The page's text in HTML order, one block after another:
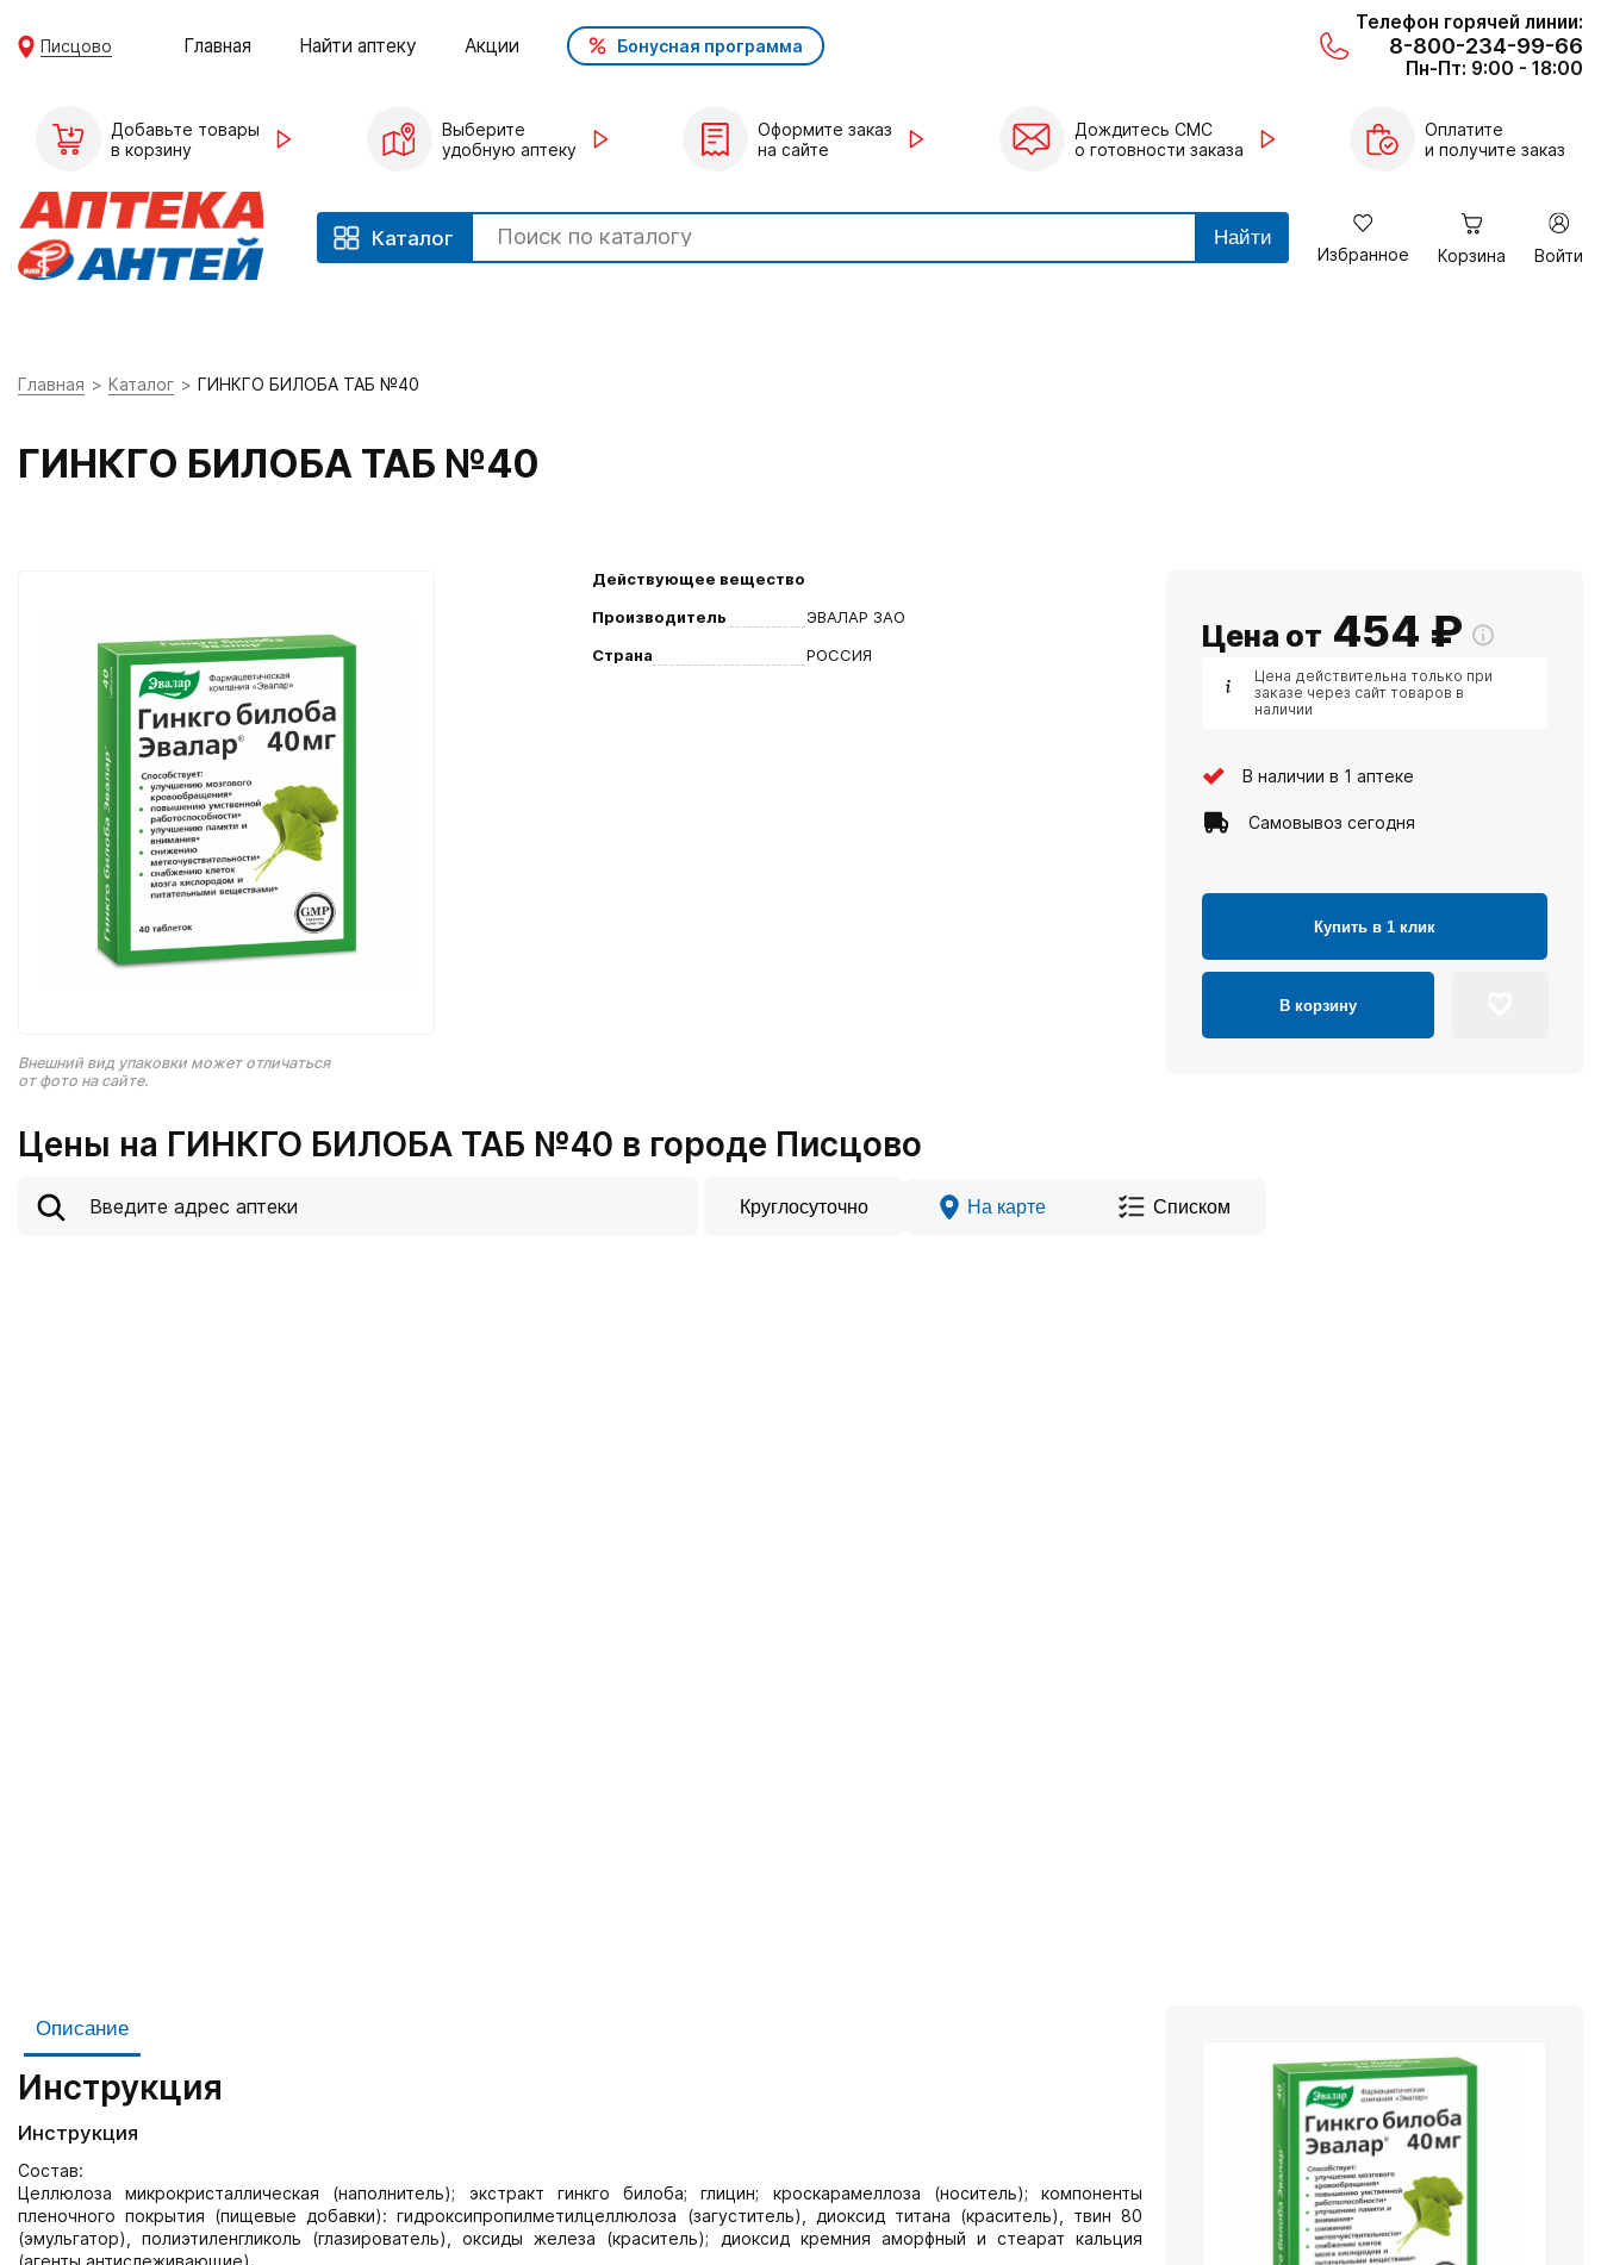
Писцово Главная Найти аптеку Акции Бонусная программа
Телефон горячей линии:
8-800-234-99-66
Пн-Пт: 9:00 - 18:00
Добавьте товары
в корзину
Выберите
удобную аптеку
Оформите заказ
на сайте
Дождитесь СМС
о готовности заказа
Оплатите
и получите заказ
Каталог Найти
Избранное Корзина Войти
Главная Каталог ГИНКГО БИЛОБА ТАБ №40
ГИНКГО БИЛОБА ТАБ №40
Внешний вид упаковки может отличаться
от фото на сайте.
Действующее вещество
Производитель
ЭВАЛАР ЗАО
Страна
РОССИЯ
Цена от 454 ₽
Цена действительна только при
заказе через сайт товаров в
наличии
В наличии в 1 аптеке
Самовывоз сегодня
Купить в 1 клик
В корзину
Цены на ГИНКГО БИЛОБА ТАБ №40 в городе Писцово
Круглосуточно На карте Списком
Описание
Инструкция
Инструкция
Состав:
Целлюлоза микрокристаллическая (наполнитель); экстракт гинкго билоба; глицин; кроскарамеллоза (носитель); компоненты
пленочного покрытия (пищевые добавки): гидроксипропилметилцеллюлоза (загуститель), диоксид титана (краситель), твин 80
(эмульгатор), полиэтиленгликоль (глазирователь), оксиды железа (краситель); диоксид кремния аморфный и стеарат кальция
(агенты антислеживающие).